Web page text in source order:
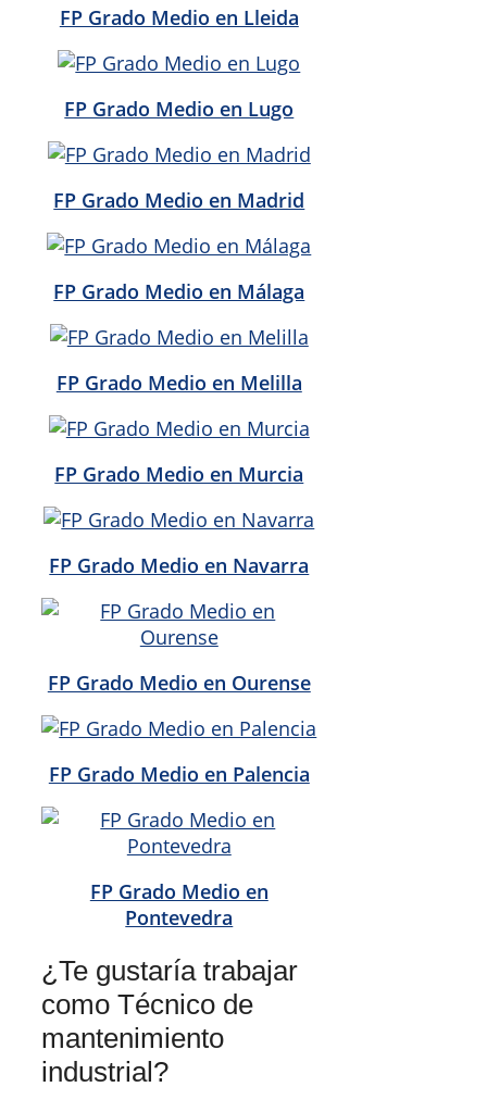
FP Grado Medio en Lleida
FP Grado Medio en Lugo
FP Grado Medio en Madrid
FP Grado Medio en Málaga
FP Grado Medio en Melilla
FP Grado Medio en Murcia
FP Grado Medio en Navarra
FP Grado Medio en Ourense
FP Grado Medio en Palencia
FP Grado Medio en
Pontevedra
¿Te gustaría trabajar
como Técnico de
mantenimiento
industrial?